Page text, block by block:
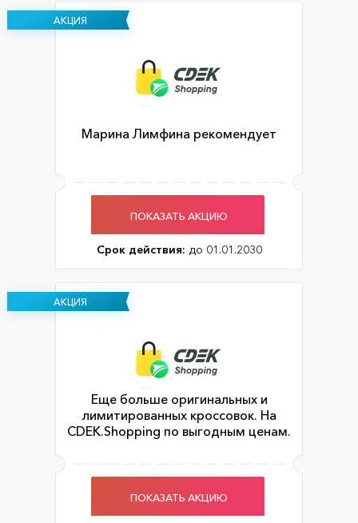
АКЦИЯ
Марина Лимфина рекомендует
ПОКАЗАТЬ АКЦИЮ
Срок действия: до 01.01.2030
АКЦИЯ
Еще больше оригинальных и
лимитированных кроссовок. На
CDEK.Shopping по выгодным ценам.
ПОКАЗАТЬ АКЦИЮ